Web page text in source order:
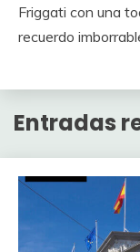
Friggati con una
recuerdo
Entradas